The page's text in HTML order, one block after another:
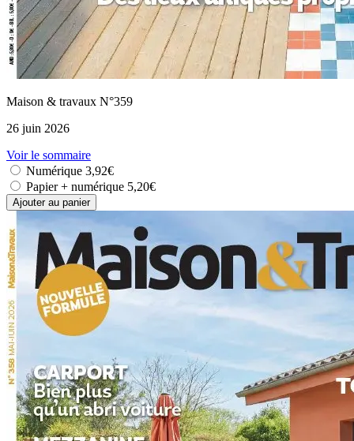
Maison & travaux N°359
26 juin 2026
Voir le sommaire
Numérique 3,92€
Papier + numérique 5,20€